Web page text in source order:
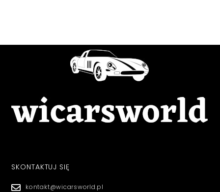
SKONTAKTUJ SIĘ
kontakt@wicarsworld.pl